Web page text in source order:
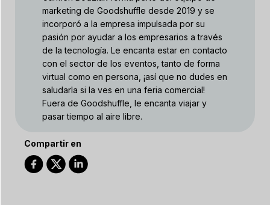
marketing de Goodshuffle desde 2019 y se
incorporó a la empresa impulsada por su
pasión por ayudar a los empresarios a través
de la tecnología. Le encanta estar en contacto
con el sector de los eventos, tanto de forma
virtual como en persona, ¡así que no dudes en
saludarla si la ves en una feria comercial!
Fuera de Goodshuffle, le encanta viajar y
pasar tiempo al aire libre.
Compartir en